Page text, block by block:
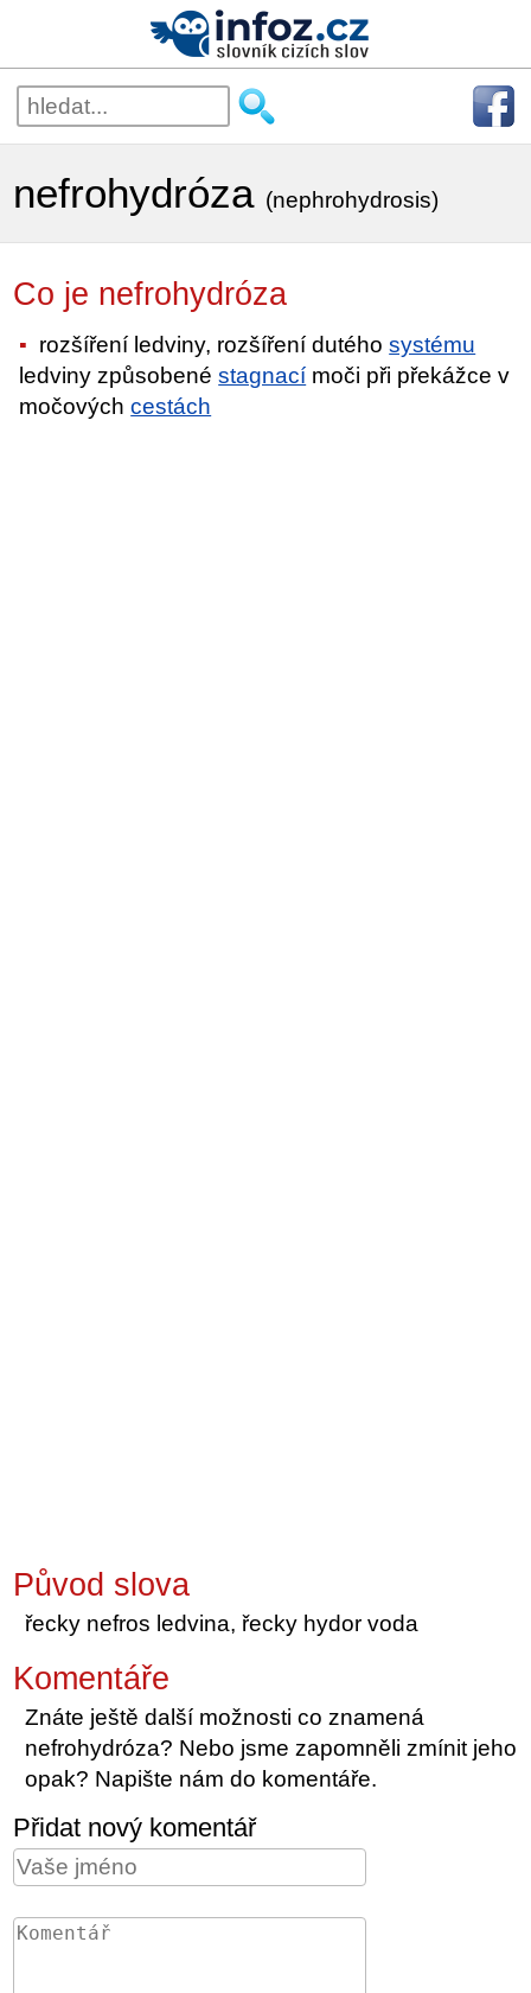
nefrohydróza (nephrohydrosis)
Co je nefrohydróza
rozšíření ledviny, rozšíření dutéhosystému
ledviny způsobenéstagnací moči při překážce v
močovýchcestách
Původ slova
řecky nefros ledvina, řecky hydor voda
Komentáře
Znáte ještě další možnosti co znamená
nefrohydróza? Nebo jsme zapomněli zmínit jeho
opak? Napište nám do komentáře.
Přidat nový komentář